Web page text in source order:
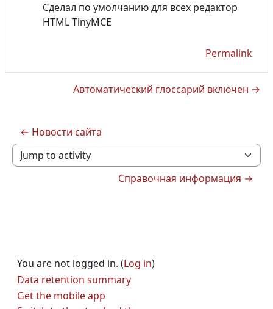
Сделал по умолчанию для всех редактор
HTML TinyMCE
Permalink
Автоматический глоссарий включен →
← Новости сайта
Jump to activity
Справочная информация →
You are not logged in. (Log in)
Data retention summary
Get the mobile app